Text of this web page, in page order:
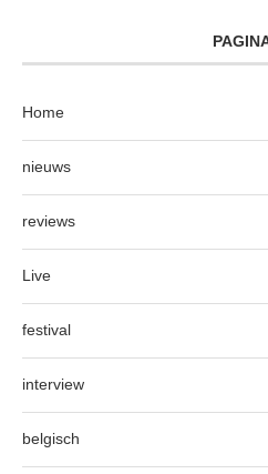
Home
nieuws
reviews
Live
festival
interview
belgisch